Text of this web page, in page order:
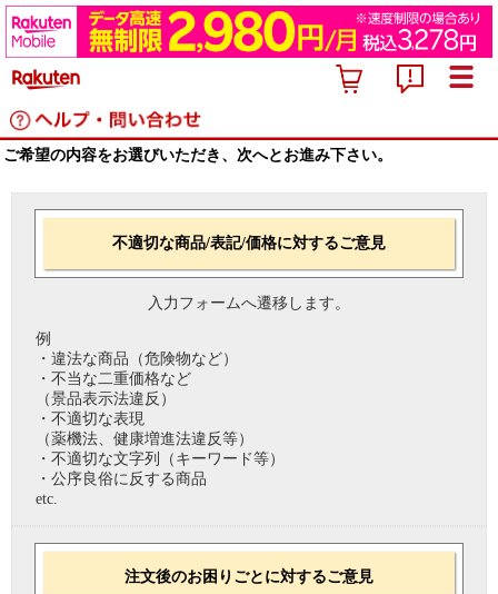
ご希望の内容をお選びいただき、次へとお進み下さい。
不適切な商品/表記/価格に対するご意見
入力フォームへ遷移します。
例
・違法な商品（危険物など）
・不当な二重価格など
（景品表示法違反）
・不適切な表現
（薬機法、健康増進法違反等）
・不適切な文字列（キーワード等）
・公序良俗に反する商品
etc.
注文後のお困りごとに対するご意見